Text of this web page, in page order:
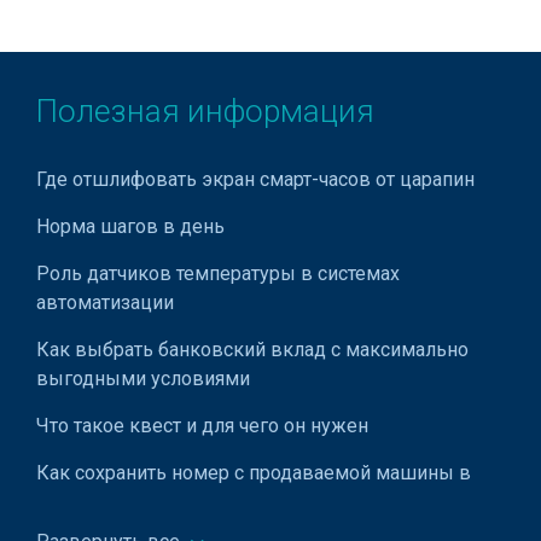
Продукция Bahcivan
Продукция Blum
Продукция BOMAG
Продукция Bona Forte
Продукция Bosch
Продукция Calpad
Продукция Came
Полезная информация
Где отшлифовать экран смарт-часов от царапин
Норма шагов в день
Роль датчиков температуры в системах
автоматизации
Как выбрать банковский вклад с максимально
выгодными условиями
Что такое квест и для чего он нужен
Как сохранить номер с продаваемой машины в